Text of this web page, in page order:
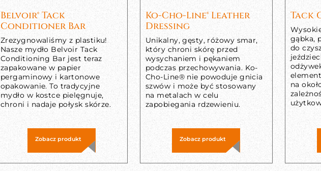
Belvoir® Tack
Conditioner Bar
Zrezygnowaliśmy z plastiku!
Nasze mydło Belvoir Tack
Conditioning Bar jest teraz
zapakowane w papier
pergaminowy i kartonowe
opakowanie. To tradycyjne
mydło w kostce pielęgnuje,
chroni i nadaje połysk skórze.
Zobacz produkt
Ko-Cho-Line® Leather
Dressing
Unikalny, gęsty, różowy smar,
który chroni skórę przed
wysychaniem i pękaniem
podczas przechowywania. Ko-
Cho-Line® nie powoduje gnicia
szwów i może być stosowany
na metalach w celu
zapobiegania rdzewieniu.
Zobacz produkt
Tack
gąbka,
do
na